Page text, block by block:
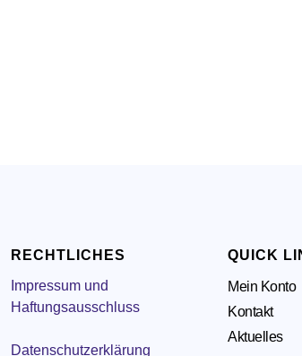
RECHTLICHES
Impressum und
Haftungsausschluss
Datenschutzerklärung
QUICK
Mein Konto
Kontakt
Aktuelles